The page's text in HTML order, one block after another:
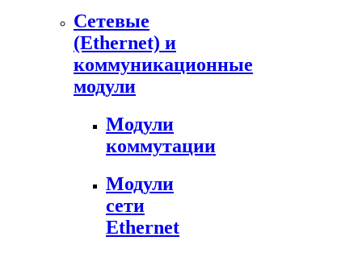
Сетевые
(Ethernet) и
коммуникационные
модули
Модули
коммутации
Модули
сети
Ethernet